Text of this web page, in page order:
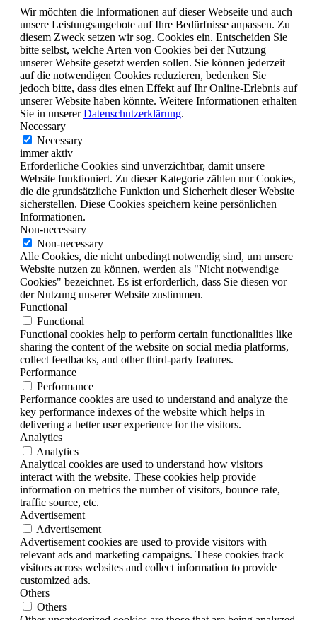
Wir möchten die Informationen auf dieser Webseite und auch
unsere Leistungsangebote auf Ihre Bedürfnisse anpassen. Zu
diesem Zweck setzen wir sog. Cookies ein. Entscheiden Sie
bitte selbst, welche Arten von Cookies bei der Nutzung
unserer Website gesetzt werden sollen. Sie können jederzeit
auf die notwendigen Cookies reduzieren, bedenken Sie
jedoch bitte, dass dies einen Effekt auf Ihr Online-Erlebnis auf
unserer Website haben könnte. Weitere Informationen erhalten
Sie in unsererDatenschutzerklärung.
Necessary
Necessary
immer aktiv
Erforderliche Cookies sind unverzichtbar, damit unsere
Website funktioniert. Zu dieser Kategorie zählen nur Cookies,
die die grundsätzliche Funktion und Sicherheit dieser Website
sicherstellen. Diese Cookies speichern keine persönlichen
Informationen.
Non-necessary
Non-necessary
Alle Cookies, die nicht unbedingt notwendig sind, um unsere
Website nutzen zu können, werden als "Nicht notwendige
Cookies" bezeichnet. Es ist erforderlich, dass Sie diesen vor
der Nutzung unserer Website zustimmen.
Functional
Functional
Functional cookies help to perform certain functionalities like
sharing the content of the website on social media platforms,
collect feedbacks, and other third-party features.
Performance
Performance
Performance cookies are used to understand and analyze the
key performance indexes of the website which helps in
delivering a better user experience for the visitors.
Analytics
Analytics
Analytical cookies are used to understand how visitors
interact with the website. These cookies help provide
information on metrics the number of visitors, bounce rate,
traffic source, etc.
Advertisement
Advertisement
Advertisement cookies are used to provide visitors with
relevant ads and marketing campaigns. These cookies track
visitors across websites and collect information to provide
customized ads.
Others
Others